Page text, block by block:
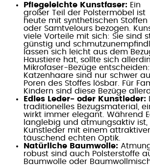
Pflegeleichte Kunstfaser: Ein
großer Teil der Polstermöbel ist
heute mit synthetischen Stoffen
oder Samtvelours bezogen.
viele Vorteile mit sich: Sie sind
günstig und
lassen sich leicht aus dem
Haustiere hat, sollte sich
Mikrofaser-Bezüge
Katzenhaare sind nur schwer
Poren des Stoffes lösbar. Für
Kindern sind diese Bezüge
Edles Leder- oder Kunstleder:
traditionelles Bezugsmaterial,
wirkt immer elegant. Während
langlebig und atmungsaktiv ist,
Kunstleder mit einem
täuschend echten Optik.
Natürliche Baumwolle:
robust sind auch Polsterstoffe
Baumwolle oder